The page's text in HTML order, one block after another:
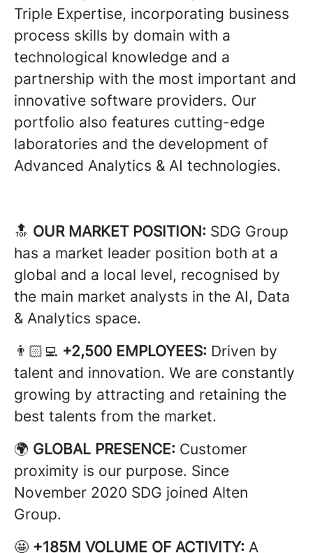
Triple Expertise, incorporating business
process skills by domain with a
technological knowledge and a
partnership with the most important and
innovative software providers. Our
portfolio also features cutting-edge
laboratories and the development of
Advanced Analytics & AI technologies.
🔝 OUR MARKET POSITION: SDG Group
has a market leader position both at a
global and a local level, recognised by
the main market analysts in the AI, Data
& Analytics space.
👨🏻‍💻 +2,500 EMPLOYEES: Driven by
talent and innovation. We are constantly
growing by attracting and retaining the
best talents from the market.
🌍 GLOBAL PRESENCE: Customer
proximity is our purpose. Since
November 2020 SDG joined Alten
Group.
🤩 +185M VOLUME OF ACTIVITY: A